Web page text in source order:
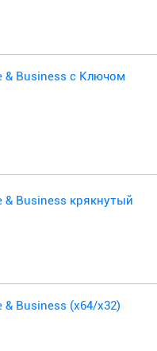
& Business с Ключом
& Business крякнутый
& Business (x64/x32)